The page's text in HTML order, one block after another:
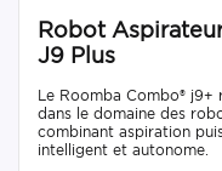
Robot
J9 Plus
Le Roomba Combo®
dans le domaine des
combinant aspiration
intelligent et autonome.